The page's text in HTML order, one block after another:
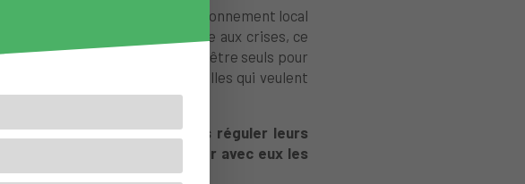
des montagnes pour l’approvisionnement local
cherchent des solutions face aux crises, ce
mais demandent juste à ne pas être seuls pour
de leur commune, des familles qui veulent
aider à structurer et parfois réguler leurs
commerciales, d’anticiper avec eux les